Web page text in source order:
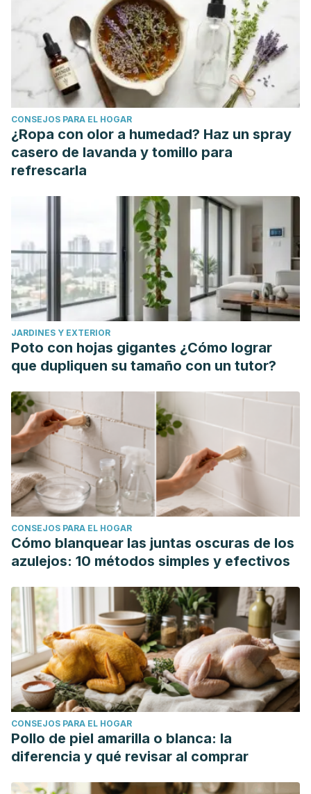
Moench inhibit hippocampal neuronal firing through GABAA
and benzodiazepine receptors activation. Journal of
ethnopharmacology, 172, 288–296.
https://doi.org/10.1016/j.jep.2015.06.016
Toker, G., Küpeli, E., Memisoğlu, M., & Yesilada, E. (2004).
Flavonoids with antinociceptive and anti-inflammatory
activities from the leaves of Tilia argentea (silver linden).
Journal of ethnopharmacology, 95(2-3), 393–397.
https://doi.org/10.1016/j.jep.2004.08.008
flavonoid, kaempferol on human health and cancer
chemoprevention. Food chemistry, 138(4), 2099–2107.
https://doi.org/10.1016/j.foodchem.2012.11.139
Dahlhamer, J., Lucas, J., Zelaya, C., Nahin, R., Mackey, S.,
DeBar, L., Kerns, R., Von Korff, M., Porter, L., & Helmick, C.
(2018). Prevalence of Chronic Pain and High-Impact
Chronic Pain Among Adults - United States, 2016. MMWR.
Morbidity and mortality weekly report, 67(36), 1001–1006.
https://doi.org/10.15585/mmwr.mm6736a2
and Tomczyk, M. (2018), A Review on the Dietary
Flavonoid Tiliroside. Comprehensive Reviews in Food
Science and Food Safety, 17: 1395-1421.
https://doi.org/10.1111/1541-4337.12389
Carullo, G., Cappello, A. R., Frattaruolo, L., Badolato, M.,
Armentano, B., & Aiello, F. (2017). Quercetin and
derivatives: useful tools in inflammation and pain
management. Future medicinal chemistry, 9(1), 79–93.
https://doi.org/10.4155/fmc-2016-0186
Aderogba, M. A., McGaw, L. J., Bezabih, M., & Abegaz, B. M.
(2011). Isolation and characterisation of novel antioxidant
constituents of Croton zambesicus leaf extract. Natural
product research, 25(13), 1224–1233.
https://doi.org/10.1080/14786419.2010.532499
Roth T. (2007). Insomnia: definition, prevalence, etiology,
and consequences. Journal of clinical sleep medicine :
JCSM : official publication of the American Academy of
Sleep Medicine, 3(5 Suppl), S7–S10.
Aguirre-Hernández, E., Martínez, A. L., González-Trujano,
M. E., Moreno, J., Vibrans, H., & Soto-Hernández, M.
(2007). Pharmacological evaluation of the anxiolytic and
CONSEJOS PARA EL HOGAR
¿Ropa con olor a humedad? Haz un spray
casero de lavanda y tomillo para
refrescarla
JARDINES Y EXTERIOR
Poto con hojas gigantes ¿Cómo lograr
que dupliquen su tamaño con un tutor?
CONSEJOS PARA EL HOGAR
Cómo blanquear las juntas oscuras de los
azulejos: 10 métodos simples y efectivos
CONSEJOS PARA EL HOGAR
Pollo de piel amarilla o blanca: la
diferencia y qué revisar al comprar